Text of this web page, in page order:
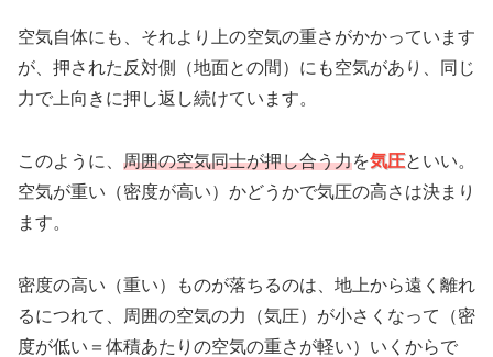
空気自体にも、それより上の空気の重さがかかっています
が、押された反対側（地面との間）にも空気があり、同じ
力で上向きに押し返し続けています。
このように、 周囲の空気同士が押し合う力を気圧といい。
空気が重い（密度が高い）かどうかで気圧の高さは決まり
ます。
密度の高い（重い）ものが落ちるのは、地上から遠く離れ
るにつれて、周囲の空気の力（気圧）が小さくなって（密
度が低い＝体積あたりの空気の重さが軽い）いくからで